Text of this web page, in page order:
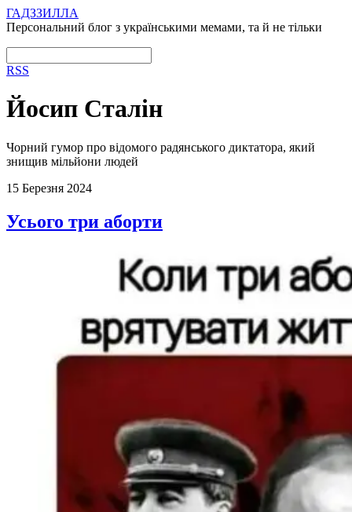
ГАДЗЗИЛЛА
Персональний блог з українськими мемами, та й не тільки
RSS
Йосип Сталін
Чорний гумор про відомого радянського диктатора, який
знищив мільйони людей
15 Березня 2024
Усього три аборти